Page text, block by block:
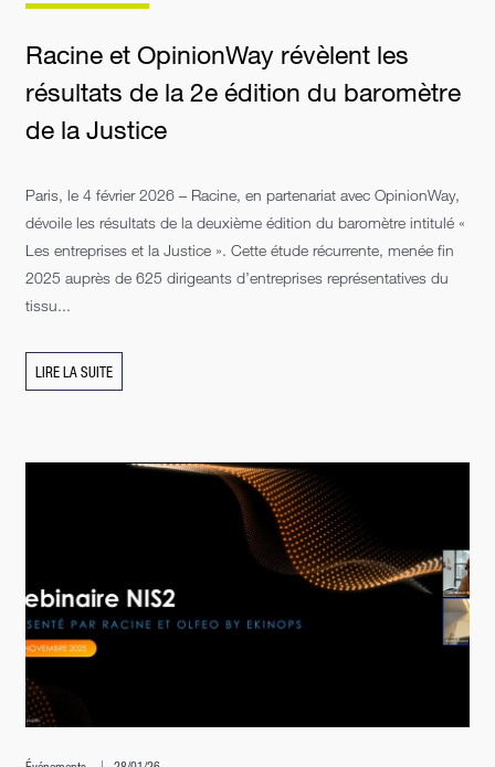
Racine et OpinionWay révèlent les
résultats de la 2e édition du baromètre
de la Justice
Paris, le 4 février 2026 – Racine, en partenariat avec OpinionWay,
dévoile les résultats de la deuxième édition du baromètre intitulé «
Les entreprises et la Justice ». Cette étude récurrente, menée fin
2025 auprès de 625 dirigeants d’entreprises représentatives du
tissu...
LIRE LA SUITE